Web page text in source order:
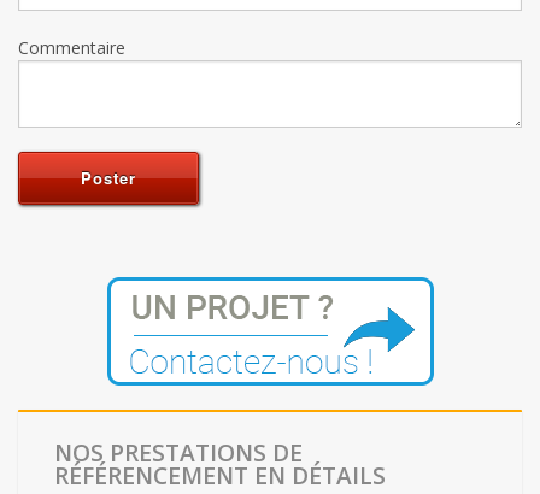
Commentaire
NOS PRESTATIONS DE
RÉFÉRENCEMENT EN DÉTAILS